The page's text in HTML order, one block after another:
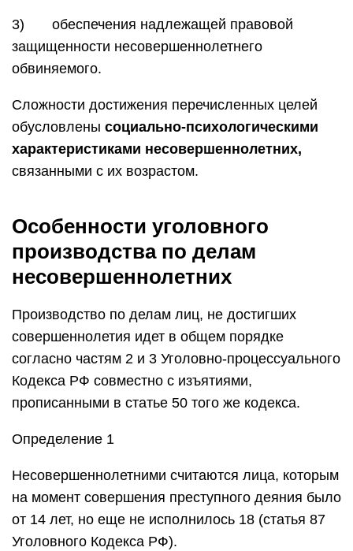
3) обеспечения надлежащей правовой
защищенности несовершеннолетнего
обвиняемого.
Сложности достижения перечисленных целей
обусловлены социально-психологическими
характеристиками несовершеннолетних,
связанными с их возрастом.
Особенности уголовного
производства по делам
несовершеннолетних
Производство по делам лиц, не достигших
совершеннолетия идет в общем порядке
согласно частям 2 и 3 Уголовно-процессуального
Кодекса РФ совместно с изъятиями,
прописанными в статье 50 того же кодекса.
Определение 1
Несовершеннолетними считаются лица, которым
на момент совершения преступного деяния было
от 14 лет, но еще не исполнилось 18 (статья 87
Уголовного Кодекса РФ).